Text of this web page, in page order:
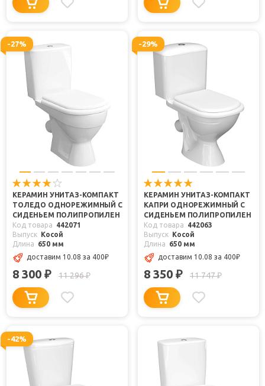
-27%
КЕРАМИН УНИТАЗ-КОМПАКТ
ТОЛЕДО ОДНОРЕЖИМНЫЙ С
СИДЕНЬЕМ ПОЛИПРОПИЛЕН
Код товара
442071
Выпуск Косой
Длина
650 мм
доставим 10.08 за 400₽
8 300 ₽ 11 296₽
-29%
КЕРАМИН УНИТАЗ-КОМПАКТ
КАПРИ ОДНОРЕЖИМНЫЙ С
СИДЕНЬЕМ ПОЛИПРОПИЛЕН
Код товара
442063
Выпуск Косой
Длина
650 мм
доставим 10.08 за 400₽
8 350 ₽ 11 747₽
-42%